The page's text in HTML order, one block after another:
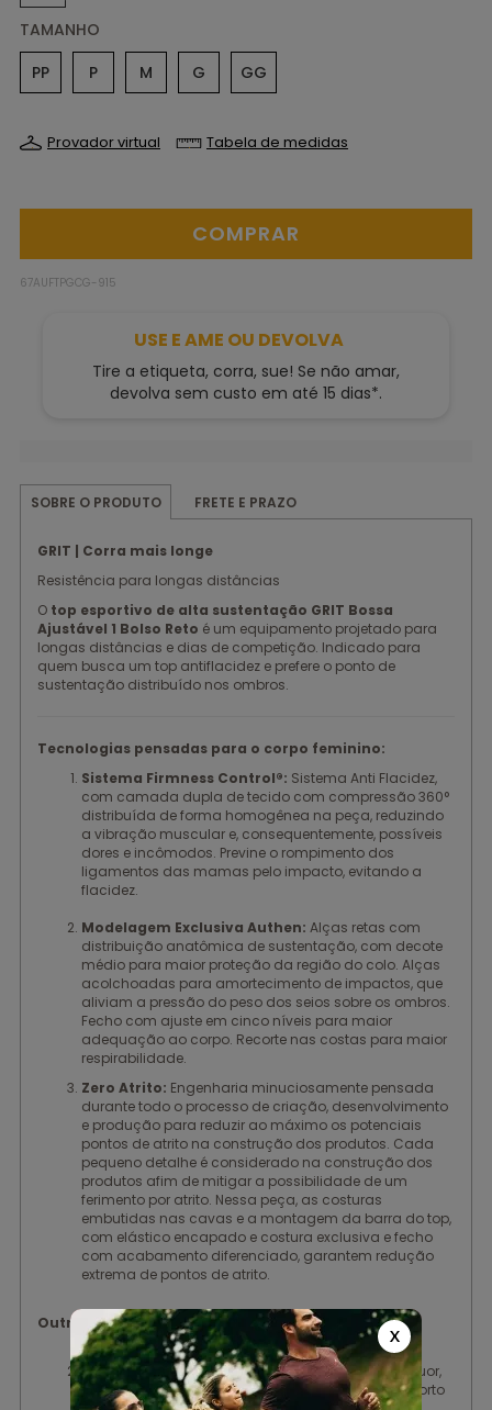
TAMANHO
PP
P M G GG
Provador virtual Tabela de medidas
67AUFTPGCG-915
USE E AME OU DEVOLVA
Tire a etiqueta, corra, sue! Se não amar,
devolva sem custo em até 15 dias*.
SOBRE O PRODUTO FRETE E PRAZO
GRIT | Corra mais longe
Resistência para longas distâncias
O top esportivo de alta sustentação GRIT Bossa
Ajustável 1 Bolso Reto é um equipamento projetado para
longas distâncias e dias de competição. Indicado para
quem busca um top antiflacidez e prefere o ponto de
sustentação distribuído nos ombros.
Tecnologias pensadas para o corpo feminino:
Sistema Firmness Control®: Sistema Anti Flacidez,
com camada dupla de tecido com compressão 360°
distribuída de forma homogênea na peça, reduzindo
a vibração muscular e, consequentemente, possíveis
dores e incômodos. Previne o rompimento dos
ligamentos das mamas pelo impacto, evitando a
flacidez.
Modelagem Exclusiva Authen: Alças retas com
distribuição anatômica de sustentação, com decote
médio para maior proteção da região do colo. Alças
acolchoadas para amortecimento de impactos, que
aliviam a pressão do peso dos seios sobre os ombros.
Fecho com ajuste em cinco níveis para maior
adequação ao corpo. Recorte nas costas para maior
respirabilidade.
Zero Atrito: Engenharia minuciosamente pensada
durante todo o processo de criação, desenvolvimento
e produção para reduzir ao máximo os potenciais
pontos de atrito na construção dos produtos. Cada
pequeno detalhe é considerado na construção dos
produtos afim de mitigar a possibilidade de um
ferimento por atrito. Nessa peça, as costuras
embutidas nas cavas e a montagem da barra do top,
com elástico encapado e costura exclusiva e fecho
com acabamento diferenciado, garantem redução
extrema de pontos de atrito.
Outros benefícios:
Alta Compressão;
Tecnologia True-Dry® de rápida evaporação do suor,
evitando odores indesejáveis e garantindo o conforto
X